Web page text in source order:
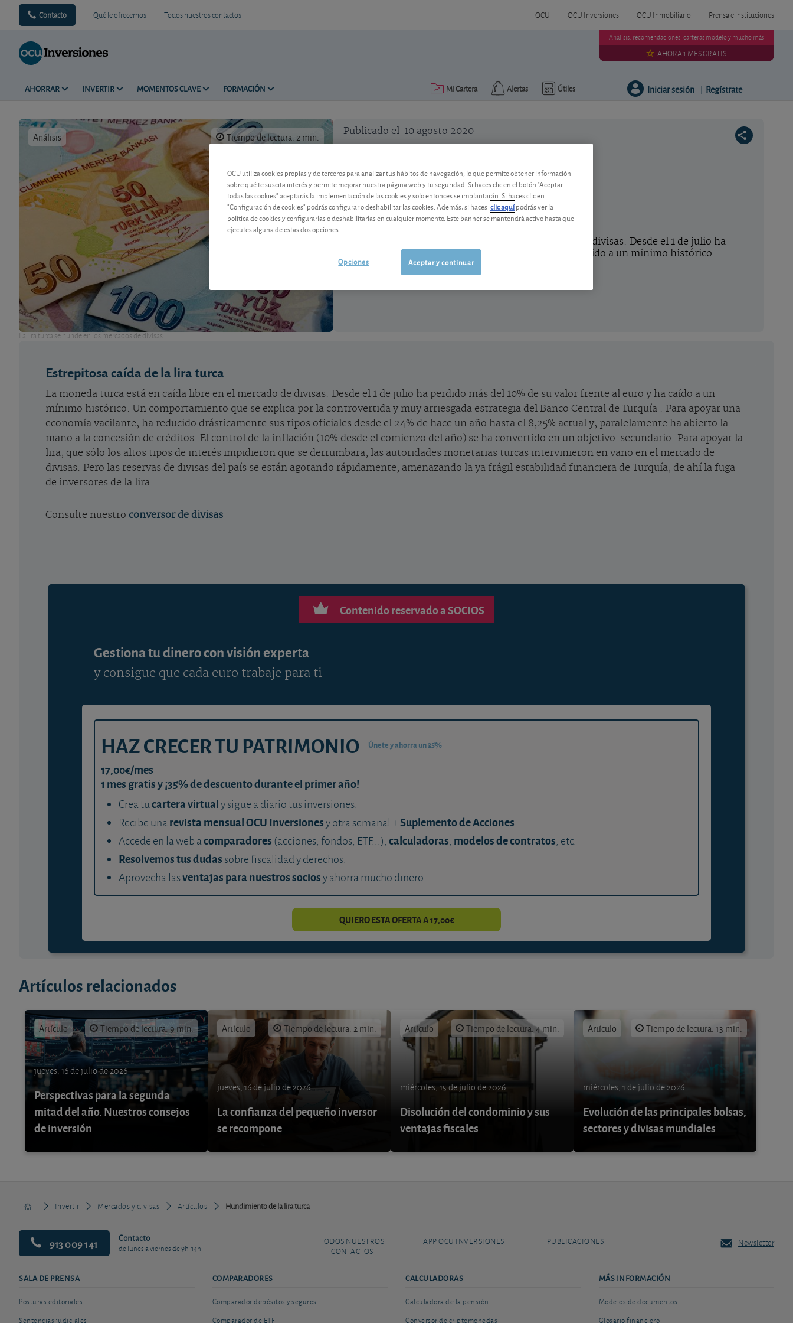
Contacto Qué le ofrecemos Todos nuestros contactos OCU OCU Inversiones OCU Inmobiliario Prensa e instituciones
AHORRAR INVERTIR MOMENTOS CLAVE FORMACIÓN Útiles
Alertas
Mi Cartera
Análisis, recomendaciones, carteras modelo y mucho más
AHORA 1 MES GRATIS
Iniciar sesión | Regístrate
Análisis Tiempo de lectura: 2 min.
La lira turca se hunde en los mercados de divisas
Publicado el 10 agosto 2020
Hundimiento de la lira turca
La moneda turca está en caída libre en el mercado de divisas. Desde el 1 de julio ha
perdido más del 10% de su valor frente al euro y ha caído a un mínimo histórico.
Estrepitosa caída de la lira turca
La moneda turca está en caída libre en el mercado de divisas. Desde el 1 de julio ha perdido más del 10% de su valor frente al euro y ha caído a un
mínimo histórico. Un comportamiento que se explica por la controvertida y muy arriesgada estrategia del Banco Central de Turquía . Para apoyar una
economía vacilante, ha reducido drásticamente sus tipos oficiales desde el 24% de hace un año hasta el 8,25% actual y, paralelamente ha abierto la
mano a la concesión de créditos. El control de la inflación (10% desde el comienzo del año) se ha convertido en un objetivo secundario. Para apoyar la
lira, que sólo los altos tipos de interés impidieron que se derrumbara, las autoridades monetarias turcas intervinieron en vano en el mercado de
divisas. Pero las reservas de divisas del país se están agotando rápidamente, amenazando la ya frágil estabilidad financiera de Turquía, de ahí la fuga
de inversores de la lira.
Consulte nuestro conversor de divisas
Contenido reservado a SOCIOS
Gestiona tu dinero con visión experta
y consigue que cada euro trabaje para ti
HAZ CRECER TU PATRIMONIO Únete y ahorra un 35%
17,00€/mes
1 mes gratis y ¡35% de descuento durante el primer año!
Crea tucartera virtualy sigue a diario tus inversiones.
Recibe unarevista mensual OCU Inversionesy otra semanal +Suplemento de Acciones.
Accede en la web acomparadores (acciones, fondos, ETF...), calculadoras, modelos de contratos, etc.
Resolvemos tus dudas sobre fiscalidad y derechos.
Aprovecha lasventajas para nuestros sociosy ahorra mucho dinero.
QUIERO ESTA OFERTA A 17,00€
Artículos relacionados
Artículo Tiempo de lectura: 9 min.
jueves, 16 de julio de 2026
Perspectivas para la segunda
mitad del año. Nuestros consejos
de inversión
Artículo Tiempo de lectura: 2 min.
jueves, 16 de julio de 2026
La confianza del pequeño inversor
se recompone
Artículo Tiempo de lectura: 4 min.
miércoles, 15 de julio de 2026
Disolución del condominio y sus
ventajas fiscales
Artículo Tiempo de lectura: 13 min.
miércoles, 1 de julio de 2026
Evolución de las principales bolsas,
sectores y divisas mundiales
Invertir Mercados y divisas Artículos Hundimiento de la lira turca
913 009 141 Contacto
de lunes a viernes de 9h-14h
TODOS NUESTROS
CONTACTOS
APP OCU INVERSIONES PUBLICACIONES Newsletter
SALA DE PRENSA
Posturas editoriales
Sentencias judiciales
COMPARADORES
Comparador depósitos y seguros
Comparador de ETF
CALCULADORAS
Calculadora de la pensión
Conversor de criptomonedas
MÁS INFORMACIÓN
Modelos de documentos
Glosario financiero
OCU utiliza cookies propias y de terceros para analizar tus hábitos de navegación, lo que permite obtener información
sobre qué te suscita interés y permite mejorar nuestra página web y tu seguridad. Si haces clic en el botón "Aceptar
todas las cookies" aceptarás la implementación de las cookies y solo entonces se implantarán. Si haces clic en
"Configuración de cookies" podrás configurar o deshabilitar las cookies. Además, si haces clic aquípodrás ver la
política de cookies y configurarlas o deshabilitarlas en cualquier momento. Este banner se mantendrá activo hasta que
ejecutes alguna de estas dos opciones.
Aceptar y continuar
Opciones